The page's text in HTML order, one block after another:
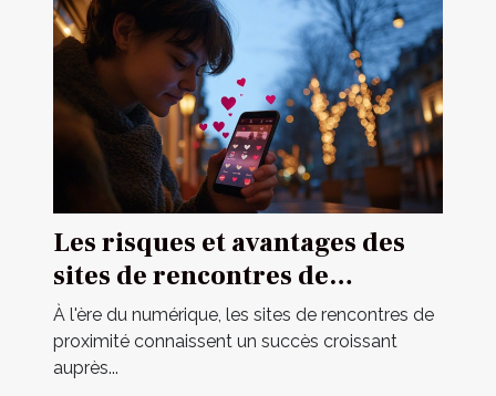
Les risques et avantages des
sites de rencontres de
proximité
À l'ère du numérique, les sites de rencontres de
proximité connaissent un succès croissant
auprès...